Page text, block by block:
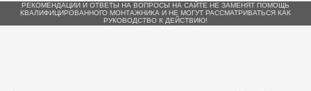
РЕКОМЕНДАЦИИ И ОТВЕТЫ НА ВОПРОСЫ НА САЙТЕ НЕ ЗАМЕНЯТ ПОМОЩЬ
КВАЛИФИЦИРОВАННОГО МОНТАЖНИКА И НЕ МОГУТ РАССМАТРИВАТЬСЯ КАК
РУКОВОДСТВО К ДЕЙСТВИЮ!